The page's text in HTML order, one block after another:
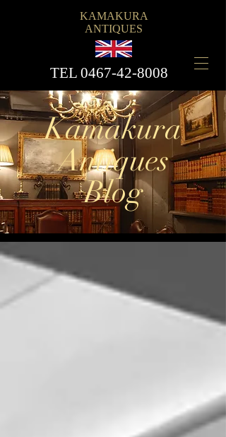
KAMAKURA
ANTIQUES
​TEL 0467-42-8008
Kamakura
Antiques
Blog